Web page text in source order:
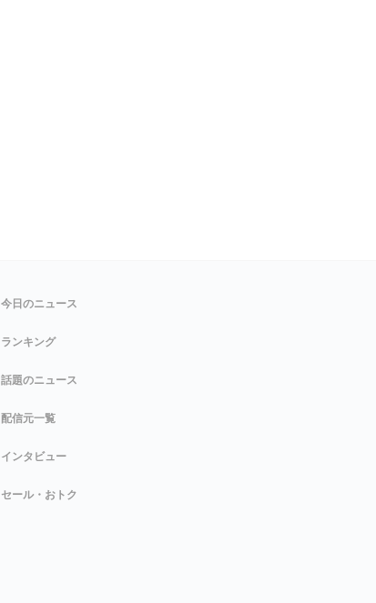
今日のニュース
ランキング
話題のニュース
配信元一覧
インタビュー
セール・おトク